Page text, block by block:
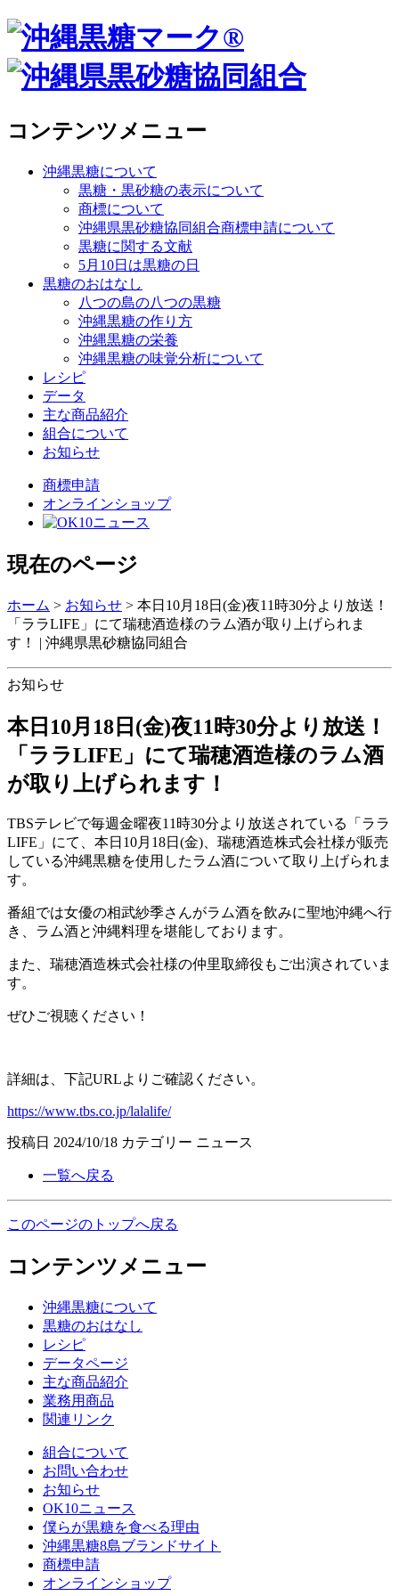
コンテンツメニュー
沖縄黒糖について
黒糖・黒砂糖の表示について
商標について
沖縄県黒砂糖協同組合商標申請について
黒糖に関する文献
5月10日は黒糖の日
黒糖のおはなし
八つの島の八つの黒糖
沖縄黒糖の作り方
沖縄黒糖の栄養
沖縄黒糖の味覚分析について
レシピ
データ
主な商品紹介
組合について
お知らせ
商標申請
オンラインショップ
現在のページ
ホーム > お知らせ > 本日10月18日(金)夜11時30分より放送！
「ララLIFE」にて瑞穂酒造様のラム酒が取り上げられま
す！ | 沖縄県黒砂糖協同組合
お知らせ
本日10月18日(金)夜11時30分より放送！
「ララLIFE」にて瑞穂酒造様のラム酒
が取り上げられます！
TBSテレビで毎週金曜夜11時30分より放送されている「ララ
LIFE」にて、本日10月18日(金)、瑞穂酒造株式会社様が販売
している沖縄黒糖を使用したラム酒について取り上げられま
す。
番組では女優の相武紗季さんがラム酒を飲みに聖地沖縄へ行
き、ラム酒と沖縄料理を堪能しております。
また、瑞穂酒造株式会社様の仲里取締役もご出演されていま
す。
ぜひご視聴ください！
詳細は、下記URLよりご確認ください。
https://www.tbs.co.jp/lalalife/
投稿日 2024/10/18 カテゴリー ニュース
一覧へ戻る
このページのトップへ戻る
コンテンツメニュー
沖縄黒糖について
黒糖のおはなし
レシピ
データページ
主な商品紹介
業務用商品
関連リンク
組合について
お問い合わせ
お知らせ
OK10ニュース
僕らが黒糖を食べる理由
沖縄黒糖8島ブランドサイト
商標申請
オンラインショップ